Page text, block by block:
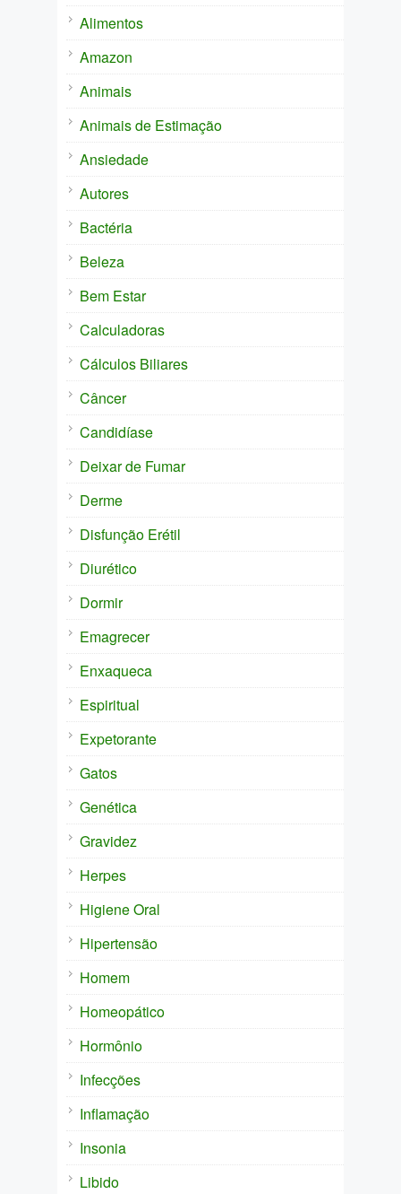
Alimentos
Amazon
Animais
Animais de Estimação
Ansiedade
Autores
Bactéria
Beleza
Bem Estar
Calculadoras
Cálculos Biliares
Câncer
Candidíase
Deixar de Fumar
Derme
Disfunção Erétil
Diurético
Dormir
Emagrecer
Enxaqueca
Espiritual
Expetorante
Gatos
Genética
Gravidez
Herpes
Higiene Oral
Hipertensão
Homem
Homeopático
Hormônio
Infecções
Inflamação
Insonia
Libido